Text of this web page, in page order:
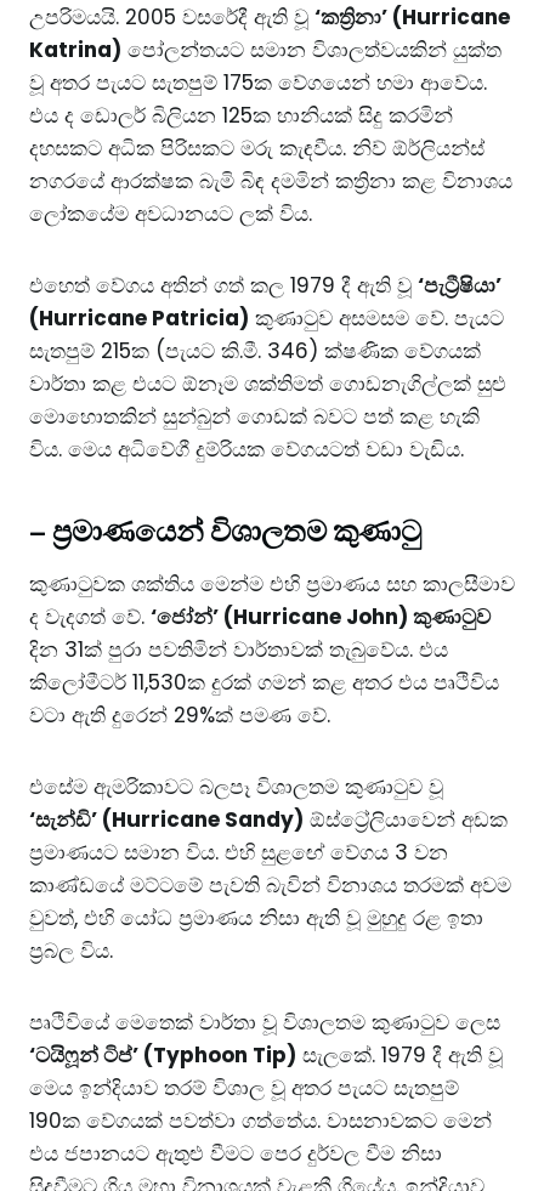
උපරිමයයි. 2005 වසරේදී ඇති වූ ‘කත්‍රිනා’ (Hurricane
Katrina) පෝලන්තයට සමාන විශාලත්වයකින් යුක්ත
වූ අතර පැයට සැතපුම් 175ක වේගයෙන් හමා ආවේය.
එය ද ඩොලර් බිලියන 125ක හානියක් සිදු කරමින්
දහසකට අධික පිරිසකට මරු කැඳවීය. නිව් ඕර්ලියන්ස්
නගරයේ ආරක්ෂක බැමි බිඳ දමමින් කත්‍රිනා කළ විනාශය
ලෝකයේම අවධානයට ලක් විය.
එහෙත් වේගය අතින් ගත් කල 1979 දී ඇති වූ ‘පැට්‍රීෂියා’
(Hurricane Patricia) කුණාටුව අසමසම වේ. පැයට
සැතපුම් 215ක (පැයට කි.මී. 346) ක්ෂණික වේගයක්
වාර්තා කළ එයට ඕනෑම ශක්තිමත් ගොඩනැගිල්ලක් සුළු
මොහොතකින් සුන්බුන් ගොඩක් බවට පත් කළ හැකි
විය. මෙය අධිවේගී දුම්රියක වේගයටත් වඩා වැඩිය.
– ප්‍රමාණයෙන් විශාලතම කුණාටු
කුණාටුවක ශක්තිය මෙන්ම එහි ප්‍රමාණය සහ කාලසීමාව
ද වැදගත් වේ. ‘ජෝන්’ (Hurricane John) කුණාටුව
දින 31ක් පුරා පවතිමින් වාර්තාවක් තැබුවේය. එය
කිලෝමීටර් 11,530ක දුරක් ගමන් කළ අතර එය පෘථිවිය
වටා ඇති දුරෙන් 29%ක් පමණ වේ.
එසේම ඇමරිකාවට බලපෑ විශාලතම කුණාටුව වූ
‘සැන්ඩි’ (Hurricane Sandy) ඕස්ට්‍රේලියාවෙන් අඩක
ප්‍රමාණයට සමාන විය. එහි සුළඟේ වේගය 3 වන
කාණ්ඩයේ මට්ටමේ පැවති බැවින් විනාශය තරමක් අවම
වුවත්, එහි යෝධ ප්‍රමාණය නිසා ඇති වූ මුහුදු රළ ඉතා
ප්‍රබල විය.
පෘථිවියේ මෙතෙක් වාර්තා වූ විශාලතම කුණාටුව ලෙස
‘ටයිෆූන් ටිප්’ (Typhoon Tip) සැලකේ. 1979 දී ඇති වූ
මෙය ඉන්දියාව තරම් විශාල වූ අතර පැයට සැතපුම්
190ක වේගයක් පවත්වා ගත්තේය. වාසනාවකට මෙන්
එය ජපානයට ඇතුළු වීමට පෙර දුර්වල වීම නිසා